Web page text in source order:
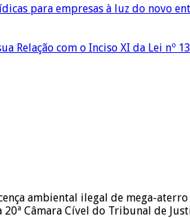
para empresas à luz do novo
Relação com o Inciso XI da Lei nº
ambiental ilegal de mega-
Câmara Cível do Tribunal de